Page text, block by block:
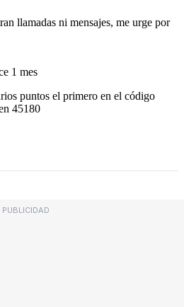
PUBLICIDAD